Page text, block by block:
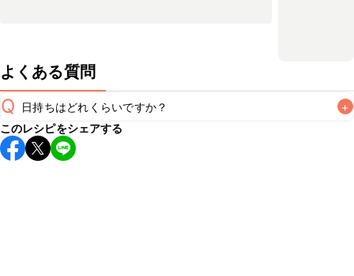
よくある質問
Q 日持ちはどれくらいですか？ +
保存期間は冷蔵で当日中が目安です。なるべくお早めにお召
し上がりください。
このレシピをシェアする